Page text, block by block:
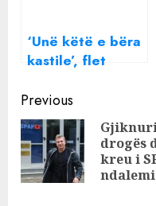
‘Unë këtë e bëra
kastile’, flet
u bë viral: E bëra
vërtet kastile
Continue
Reading
Previous
drogës
kreu i